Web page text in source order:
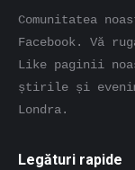
Comunitatea
Facebook. Vă
Like paginii
știrile și
Londra.
Legături rapide